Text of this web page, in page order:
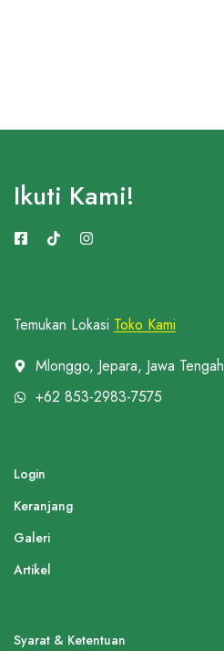
Temukan Lokasi Toko Kami
Mlonggo, Jepara, Jawa Tengah
+62 853-2983-7575
Login
Keranjang
Galeri
Artikel
Syarat & Ketentuan
Ikuti Kami!